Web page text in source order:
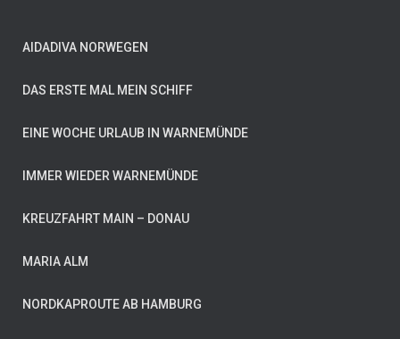
AIDADIVA NORWEGEN
DAS ERSTE MAL MEIN SCHIFF
EINE WOCHE URLAUB IN WARNEMÜNDE
IMMER WIEDER WARNEMÜNDE
KREUZFAHRT MAIN – DONAU
MARIA ALM
NORDKAPROUTE AB HAMBURG